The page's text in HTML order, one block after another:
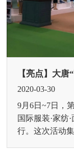
2020-03-30
9月6日~7日，
国际服装·家纺
行。这次活动